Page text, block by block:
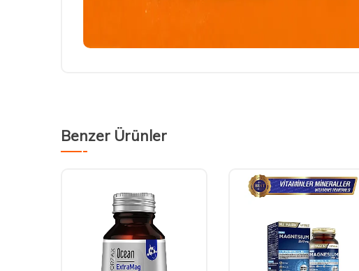
Benzer Ürünler